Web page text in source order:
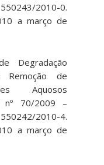
2010-0.
a março de
Degradação
Remoção de
Aquosos
nº 70/2009 –
2010-4.
a março de